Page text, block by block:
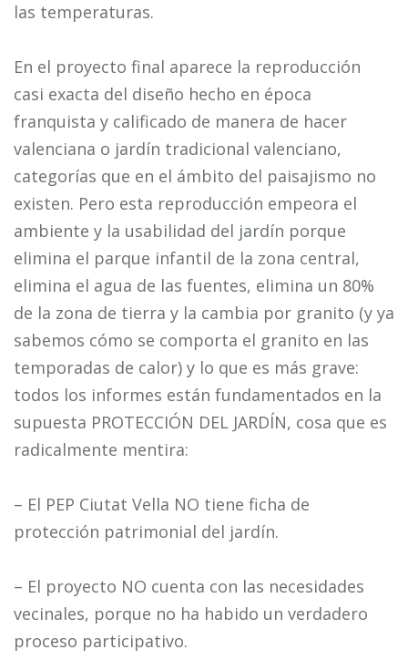
las temperaturas.
En el proyecto final aparece la reproducción
casi exacta del diseño hecho en época
franquista y calificado de manera de hacer
valenciana o jardín tradicional valenciano,
categorías que en el ámbito del paisajismo no
existen. Pero esta reproducción empeora el
ambiente y la usabilidad del jardín porque
elimina el parque infantil de la zona central,
elimina el agua de las fuentes, elimina un 80%
de la zona de tierra y la cambia por granito (y ya
sabemos cómo se comporta el granito en las
temporadas de calor) y lo que es más grave:
todos los informes están fundamentados en la
supuesta PROTECCIÓN DEL JARDÍN, cosa que es
radicalmente mentira:
– El PEP Ciutat Vella NO tiene ficha de
protección patrimonial del jardín.
– El proyecto NO cuenta con las necesidades
vecinales, porque no ha habido un verdadero
proceso participativo.